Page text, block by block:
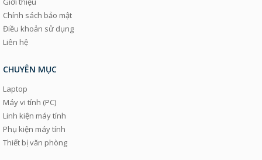
Chính sách bảo mật
Điều khoản sử dụng
Liên hệ
CHUYÊN MỤC
Laptop
Máy vi tính (PC)
Linh kiện máy tính
Phụ kiện máy tính
Thiết bị văn phòng